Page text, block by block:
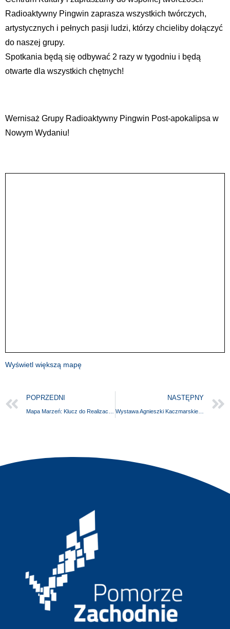
Radioaktywny Pingwin zaprasza wszystkich twórczych,
artystycznych i pełnych pasji ludzi, którzy chcieliby dołączyć
do naszej grupy.
Spotkania będą się odbywać 2 razy w tygodniu i będą
otwarte dla wszystkich chętnych!
Wernisaż Grupy Radioaktywny Pingwin Post-apokalipsa w
Nowym Wydaniu!
Wyświetl większą mapę
POPRZEDNI NASTĘPNY
Wystawa Agnieszki Kaczmarskiej “Pasja życia – kolorową nicią szyte”